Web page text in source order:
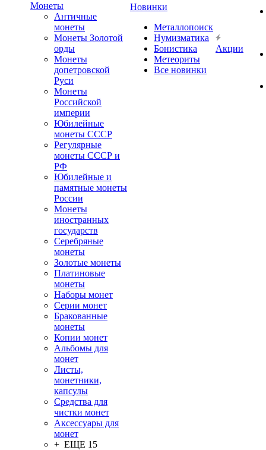
Монеты
Античные
монеты
Монеты Золотой
орды
Монеты
допетровской
Руси
Монеты
Российской
империи
Юбилейные
монеты СССР
Регулярные
монеты СССР и
РФ
Юбилейные и
памятные монеты
России
Монеты
иностранных
государств
Серебряные
монеты
Золотые монеты
Платиновые
монеты
Наборы монет
Серии монет
Бракованные
монеты
Копии монет
Альбомы для
монет
Листы,
монетники,
капсулы
Средства для
чистки монет
Аксессуары для
монет
+ ЕЩЕ 15
Новинки
Металлопоиск
Нумизматика
Бонистика
Метеориты
Все новинки
Акции